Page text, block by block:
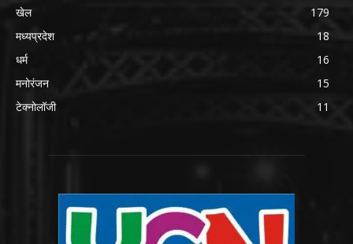
खेल
179
मध्यप्रदेश
18
धर्म
16
मनोरंजन
15
टेक्नोलॉजी
11